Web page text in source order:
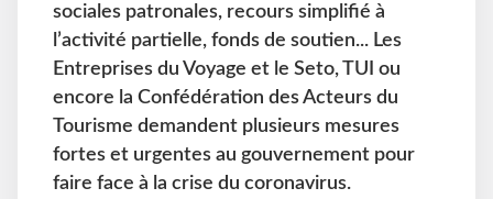
sociales patronales, recours simplifié à
l’activité partielle, fonds de soutien... Les
Entreprises du Voyage et le Seto, TUI ou
encore la Confédération des Acteurs du
Tourisme demandent plusieurs mesures
fortes et urgentes au gouvernement pour
faire face à la crise du coronavirus.